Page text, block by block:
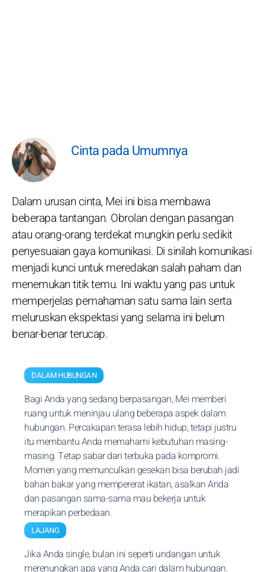
Cinta pada Umumnya
Dalam urusan cinta, Mei ini bisa membawa
beberapa tantangan. Obrolan dengan pasangan
atau orang-orang terdekat mungkin perlu sedikit
penyesuaian gaya komunikasi. Di sinilah komunikasi
menjadi kunci untuk meredakan salah paham dan
menemukan titik temu. Ini waktu yang pas untuk
memperjelas pemahaman satu sama lain serta
meluruskan ekspektasi yang selama ini belum
benar-benar terucap.
DALAM HUBUNGAN
Bagi Anda yang sedang berpasangan, Mei memberi
ruang untuk meninjau ulang beberapa aspek dalam
hubungan. Percakapan terasa lebih hidup, tetapi justru
itu membantu Anda memahami kebutuhan masing-
masing. Tetap sabar dan terbuka pada kompromi.
Momen yang memunculkan gesekan bisa berubah jadi
bahan bakar yang mempererat ikatan, asalkan Anda
dan pasangan sama-sama mau bekerja untuk
merapikan perbedaan.
LAJANG
Jika Anda single, bulan ini seperti undangan untuk
merenungkan apa yang Anda cari dalam hubungan.